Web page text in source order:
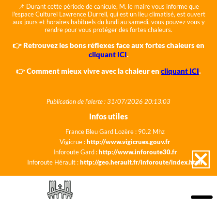
📌 Durant cette période de canicule, M. le maire vous informe que
l'espace Culturel Lawrence Durrell, qui est un lieu climatisé, est ouvert
aux jours et horaires habituels du lundi au samedi, vous pouvez vous y
rendre pour vous protéger des fortes chaleurs.
👉 Retrouvez les bons réflexes face aux fortes chaleurs en
cliquant ICI.
👉 Comment mieux vivre avec la chaleur en cliquant ICI.
Publication de l'alerte : 31/07/2026 20:13:03
Infos utiles
France Bleu Gard Lozère : 90.2 Mhz
Vigicrue :http://www.vigicrues.gouv.fr
Inforoute Gard :http://www.inforoute30.fr
Inforoute Hérault :http://geo.herault.fr/inforoute/index.html